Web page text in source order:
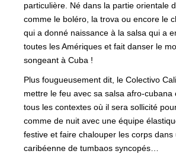
particulière. Né dans la partie orientale
comme le boléro, la trova ou encore le
qui a donné naissance à la salsa qui a
toutes les Amériques et fait danser le
songeant à Cuba !
Plus fougueusement dit, le Colectivo
mettre le feu avec sa salsa afro-cubana
tous les contextes où il sera sollicité
comme de nuit avec une équipe
festive et faire chalouper les corps dans
caribéenne de tumbaos syncopés…